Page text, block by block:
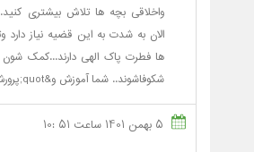
واخلاقی بچه ها تلاش بیشتری
الان به شدت به این قضیه نیاز
ها فطرت پاک الهی دارند...کمک شون
شکوفاشوند.. شما آموزش و&quot;پرورش&quot; هستید!
5 بهمن 1401 ساعت 51 :10